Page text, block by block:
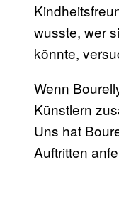
wusste, wer
könnte,
Wenn
Künstlern
Uns hat
Auftritten